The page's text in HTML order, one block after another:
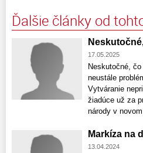
Ďalšie články od
17.05.2025
Neskutočné,
neustále
Vytváranie
žiadúce už za
národy v
Markíza na
13.04.2024